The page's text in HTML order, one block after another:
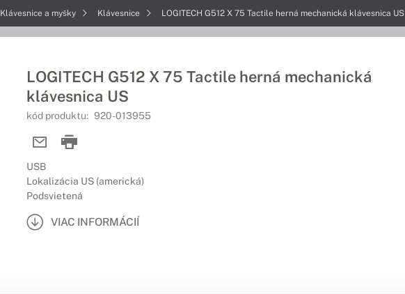
Klávesnice a myšky Klávesnice LOGITECH G512 X 75 Tactile herná mechanická klávesnica US
LOGITECH G512 X 75 Tactile herná mechanická
klávesnica US
kód produktu: 920-013955
USB
Lokalizácia US (americká)
Podsvietená
VIAC INFORMÁCIÍ